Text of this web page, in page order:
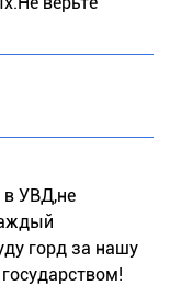
в УВД,не
горд за нашу